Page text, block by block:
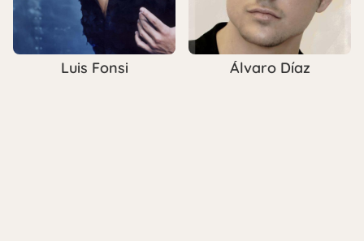
Luis Fonsi Álvaro Díaz